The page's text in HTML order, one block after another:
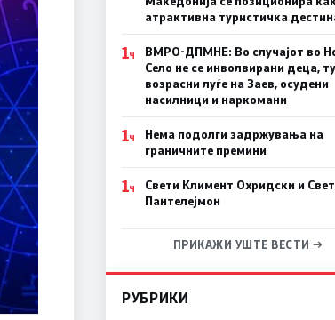
атрактивна туристичка
1Ч
ВМРО-ДПМНЕ: Во случајот во
Село не се инволвирани деца,
возрасни луѓе на Заев, осудени
насилници и наркомани
1Ч
Нема подолги задржувања на
граничните премини
1Ч
Свети Климент Охридски и
Пантелејмон
ПРИКАЖИ УШТЕ ВЕСТИ →
РУБРИКИ